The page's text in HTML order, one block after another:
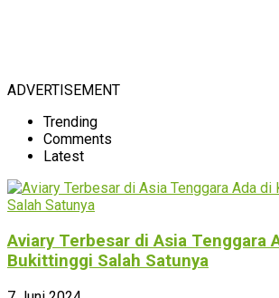
ADVERTISEMENT
Trending
Comments
Latest
Aviary Terbesar di Asia Tenggara
Bukittinggi Salah Satunya